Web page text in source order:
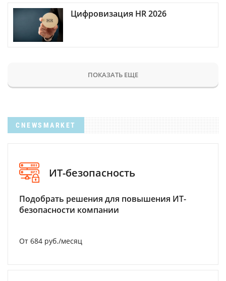
Цифровизация HR 2026
ПОКАЗАТЬ ЕЩЕ
CNEWSMARKET
ИТ-безопасность
Подобрать решения для повышения ИТ-
безопасности компании
От 684 руб./месяц